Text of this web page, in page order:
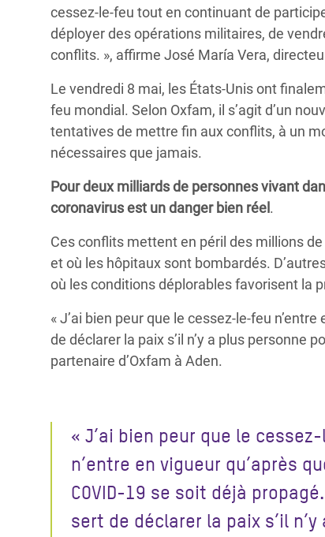
cessez-le-feu tout en continuant de
déployer des opérations militaires, de
conflits. », affirme José María Vera,
Le vendredi 8 mai, les États-Unis ont
feu mondial. Selon Oxfam, il s’agit d’un
tentatives de mettre fin aux conflits, à un
nécessaires que jamais.
Pour deux milliards de personnes vivant
coronavirus est un danger bien réel .
Ces conflits mettent en péril des millions
et où les hôpitaux sont bombardés.
où les conditions déplorables favorisent la
« J’ai bien peur que le cessez-le-feu
de déclarer la paix s’il n’y a plus personne
partenaire d’Oxfam à Aden.
« J’ai bien peur que le
n’entre en vigueur qu’après
COVID-19 se soit déjà
sert de déclarer la paix s’il n’y